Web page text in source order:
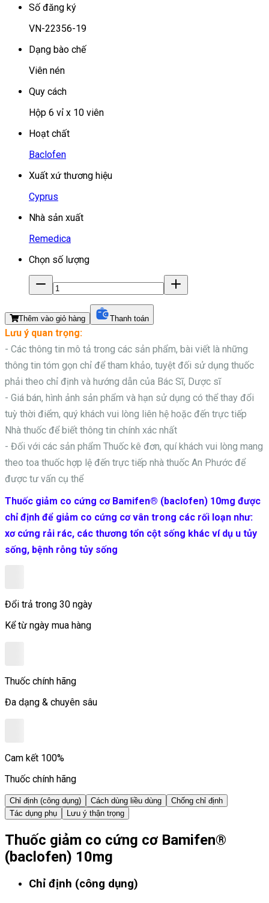
Số đăng ký
VN-22356-19
Dạng bào chế
Viên nén
Quy cách
Hộp 6 vỉ x 10 viên
Hoạt chất
Baclofen
Xuất xứ thương hiệu
Cyprus
Nhà sản xuất
Remedica
Chọn số lượng
Thêm vào giỏ hàng Thanh toán
Lưu ý quan trọng:
- Các thông tin mô tả trong các sản phẩm, bài viết là những
thông tin tóm gọn chỉ để tham khảo, tuyệt đối sử dụng thuốc
phải theo chỉ định và hướng dẫn của Bác Sĩ, Dược sĩ
- Giá bán, hình ảnh sản phẩm và hạn sử dụng có thể thay đổi
tuỳ thời điểm, quý khách vui lòng liên hệ hoặc đến trực tiếp
Nhà thuốc để biết thông tin chính xác nhất
- Đối với các sản phẩm Thuốc kê đơn, quí khách vui lòng mang
theo toa thuốc hợp lệ đến trực tiếp nhà thuốc An Phước để
được tư vấn cụ thể
Thuốc giảm co cứng cơ Bamifen® (baclofen) 10mg được
chỉ định để giảm co cứng cơ vân trong các rối loạn như:
xơ cứng rải rác, các thương tổn cột sống khác ví dụ u tủy
sống, bệnh rỗng tủy sống
Đổi trả trong 30 ngày
Kể từ ngày mua hàng
Thuốc chính hãng
Đa dạng & chuyên sâu
Cam kết 100%
Thuốc chính hãng
Chỉ định (công dụng) Cách dùng liều dùng
Chống chỉ định
Tác dụng phụ
Lưu ý thận trọng
Thuốc giảm co cứng cơ Bamifen®
(baclofen) 10mg
Chỉ định (công dụng)